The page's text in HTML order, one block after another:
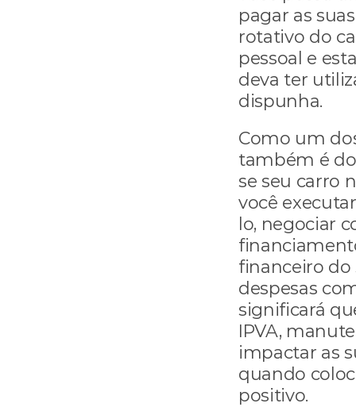
pagar as
rotativo do
pessoal e
deva ter
dispunha.
Como um
também é
se seu carro
você
lo, negociar
financeiro do
despesas
significará
IPVA,
impactar as
quando
positivo.